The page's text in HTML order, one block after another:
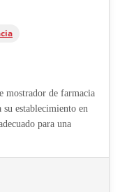
mostrador de farmacia
establecimiento en
para una